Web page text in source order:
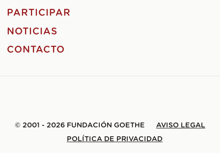
PARTICIPAR
NOTICIAS
CONTACTO
© 2001 - 2026 FUNDACIÓN GOETHE
AVISO LEGAL
POLÍTICA DE PRIVACIDAD